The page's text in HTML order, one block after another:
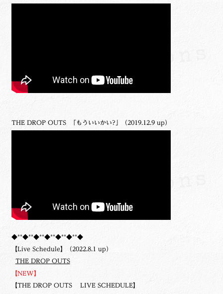
THE DROP OUTS 「もういいかい?」（2019.12.9 up）
◆**◆**◆**◆**◆**◆**◆
【Live Schedule】（2022.8.1 up）
THE DROP OUTS
【NEW】
【THE DROP OUTS LIVE SCHEDULE】